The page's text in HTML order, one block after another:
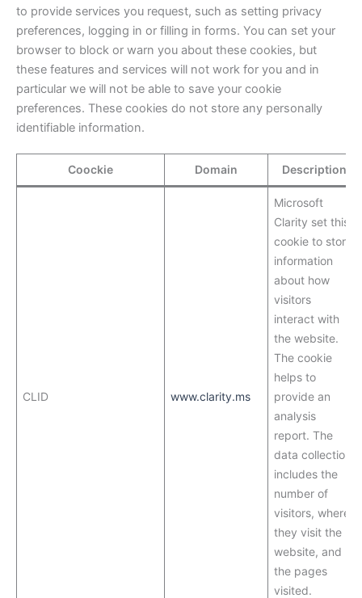
to provide services you request, such as setting privacy
preferences, logging in or filling in forms. You can set your
browser to block or warn you about these cookies, but
these features and services will not work for you and in
particular we will not be able to save your cookie
preferences. These cookies do not store any personally
identifiable information.
Coockie Domain Description
CLID www.clarity.ms
Microsoft
Clarity set this
cookie to store
information
about how
visitors
interact with
the website.
The cookie
helps to
provide an
analysis
report. The
data collection
includes the
number of
visitors, where
they visit the
website, and
the pages
visited.